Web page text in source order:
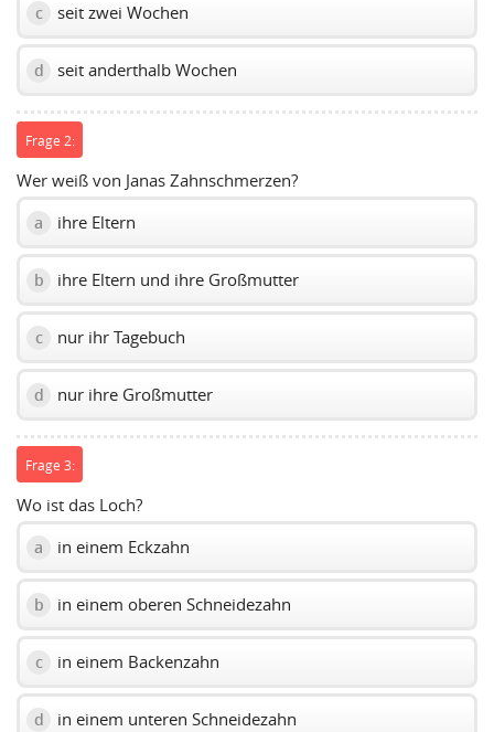
c seit zwei Wochen
d seit anderthalb Wochen
Frage 2:
Wer weiß von Janas Zahnschmerzen?
a ihre Eltern
b ihre Eltern und ihre Großmutter
c nur ihr Tagebuch
d nur ihre Großmutter
Frage 3:
Wo ist das Loch?
a in einem Eckzahn
b in einem oberen Schneidezahn
c in einem Backenzahn
d in einem unteren Schneidezahn